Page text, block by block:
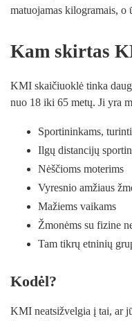
matuojamas kilogramais, o
Kam skirtas
KMI skaičiuoklė tinka
nuo 18 iki 65 metų. Ji yra
Sportininkams,
Ilgų distancijų
Nėščioms moterims
Vyresnio amžiaus
Mažiems vaikams
Žmonėms su fizine
Tam tikrų etninių
Kodėl?
KMI neatsižvelgia į tai, ar